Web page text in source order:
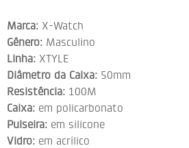
Marca: X-Watch
Gênero: Masculino
Linha: XTYLE
Diâmetro da Caixa: 50mm
Resistência: 100M
Caixa: em policarbonato
Pulseira: em silicone
Vidro: em acrílico